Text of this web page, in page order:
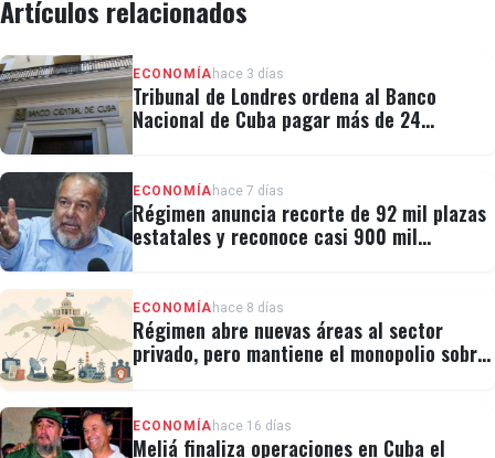
Artículos relacionados
ECONOMÍA hace 3 días
Tribunal de Londres ordena al Banco
Nacional de Cuba pagar más de 24
ECONOMÍA hace 7 días
Régimen anuncia recorte de 92 mil plazas
estatales y reconoce casi 900 mil
ECONOMÍA hace 8 días
Régimen abre nuevas áreas al sector
privado, pero mantiene el monopolio sobre
ECONOMÍA hace 16 días
Meliá finaliza operaciones en Cuba el